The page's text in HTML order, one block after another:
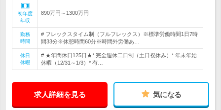
初年度
年収
890万円～1300万円
勤務
時間
# フレックスタイム制（フルフレックス）※標準労働時間1日7時
間33分※休憩時間60分※時間外労働あ…
休日
休暇
# ★年間休日125日★* 完全週休二日制（土日祝休み）* 年末年始
休暇（12/31～1/3）* 有…
求人詳細を見る 気になる